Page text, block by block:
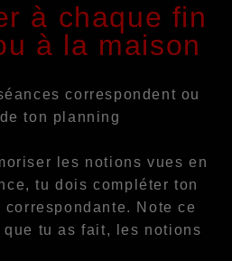
à chaque fin
à la maison
correspondent ou
ton planning
les notions vues en
tu dois compléter ton
Note ce
tu as fait, les notions